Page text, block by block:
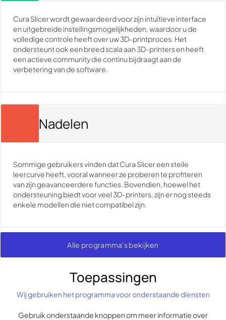
Cura Slicer wordt gewaardeerd voor zijn intuïtieve interface
en uitgebreide instellingsmogelijkheden, waardoor u de
volledige controle heeft over uw 3D-printproces. Het
ondersteunt ook een breed scala aan 3D-printers en heeft
een actieve community die continu bijdraagt aan de
verbetering van de software.
Nadelen
Sommige gebruikers vinden dat Cura Slicer een steile
leercurve heeft, vooral wanneer ze proberen te profiteren
van zijn geavanceerdere functies. Bovendien, hoewel het
ondersteuning biedt voor veel 3D-printers, zijn er nog steeds
enkele modellen die niet compatibel zijn.
Alle programma's bekijken
Toepassingen
Wij gebruiken het programma voor onderstaande diensten
Gebruik onderstaande knoppen om meer informatie over